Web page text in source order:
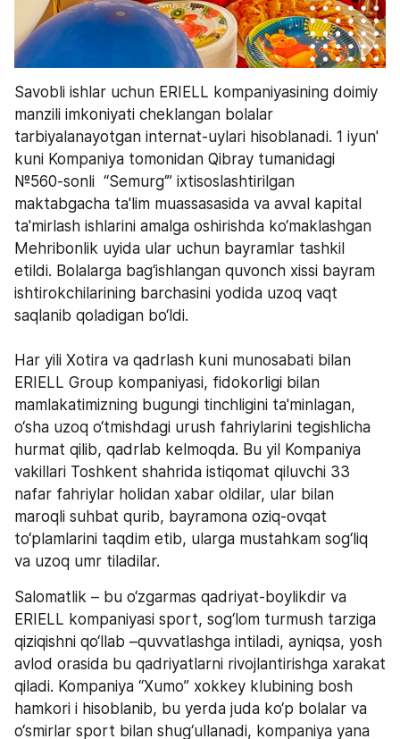
Savobli ishlar uchun ERIELL kompaniyasining doimiy
manzili imkoniyati cheklangan bolalar
tarbiyalanayotgan internat-uylari hisoblanadi. 1 iyun'
kuni Kompaniya tomonidan Qibray tumanidagi
№560-sonli  “Semurg‘” ixtisoslashtirilgan
maktabgacha ta'lim muassasasida va avval kapital
ta'mirlash ishlarini amalga oshirishda ko‘maklashgan
Mehribonlik uyida ular uchun bayramlar tashkil
etildi. Bolalarga bag‘ishlangan quvonch xissi bayram
ishtirokchilarining barchasini yodida uzoq vaqt
saqlanib qoladigan bo‘ldi.
Har yili Xotira va qadrlash kuni munosabati bilan
ERIELL Group kompaniyasi, fidokorligi bilan
mamlakatimizning bugungi tinchligini ta'minlagan,
o‘sha uzoq o‘tmishdagi urush fahriylarini tegishlicha
hurmat qilib, qadrlab kelmoqda. Bu yil Kompaniya
vakillari Toshkent shahrida istiqomat qiluvchi 33
nafar fahriylar holidan xabar oldilar, ular bilan
maroqli suhbat qurib, bayramona oziq-ovqat
to‘plamlarini taqdim etib, ularga mustahkam sog‘liq
va uzoq umr tiladilar.
Salomatlik – bu o‘zgarmas qadriyat-boylikdir va
ERIELL kompaniyasi sport, sog‘lom turmush tarziga
qiziqishni qo‘llab –quvvatlashga intiladi, ayniqsa, yosh
avlod orasida bu qadriyatlarni rivojlantirishga xarakat
qiladi. Kompaniya “Xumo” xokkey klubining bosh
hamkori i hisoblanib, bu yerda juda ko‘p bolalar va
o‘smirlar sport bilan shug‘ullanadi, kompaniya yana